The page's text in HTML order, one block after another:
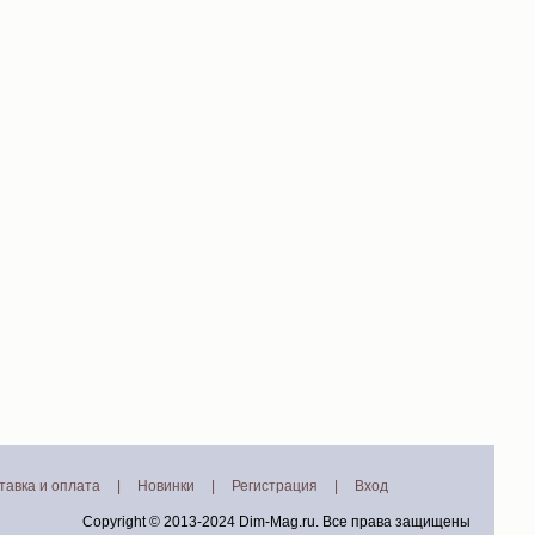
и оплата | Новинки | Регистрация | Вход
Copyright © 2013-2024 Dim-Mag.ru . Все права защищены